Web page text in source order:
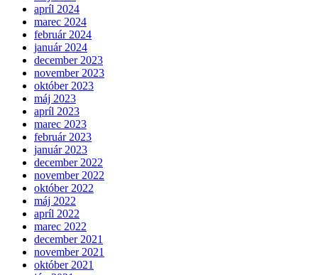
apríl 2024
marec 2024
február 2024
január 2024
december 2023
november 2023
október 2023
máj 2023
apríl 2023
marec 2023
február 2023
január 2023
december 2022
november 2022
október 2022
máj 2022
apríl 2022
marec 2022
december 2021
november 2021
október 2021